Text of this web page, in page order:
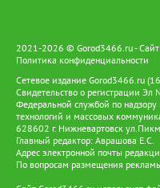
2021-2026 © Gorod3466.ru - Сайт
Политика конфиденциальности
Сетевое издание Gorod3466.ru
Свидетельство о регистрации
Федеральной службой по
технологий и массовых
628602 г. Нижневартовск
Главный редактор: Аврашова Е.С.
Адрес электронной почты
По вопросам размещения